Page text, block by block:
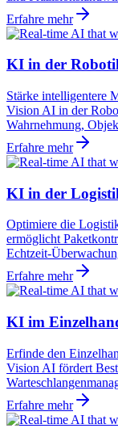
Erfahre mehr
KI in der
Stärke intelligentere
Vision AI in der
Wahrnehmung,
Erfahre mehr
KI in der
Optimiere die
ermöglicht
Echtzeit-
Erfahre mehr
KI im
Erfinde den
Vision AI fördert
Erfahre mehr